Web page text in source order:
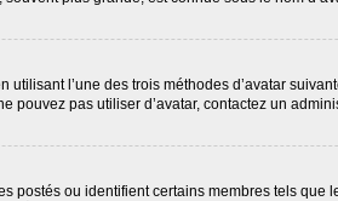
l’une des trois méthodes d’avatar
pouvez pas utiliser d’avatar, contactez un
postés ou identifient certains membres tels